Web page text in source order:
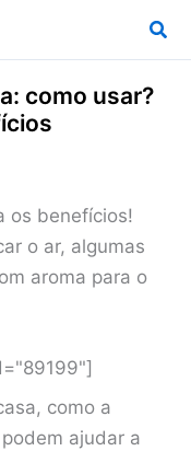
como usar?
os benefícios!
o ar, algumas
aroma para o
como a
ajudar a